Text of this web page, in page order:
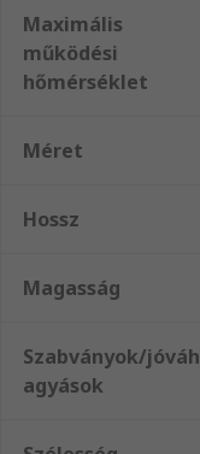
Maximális
működési
hőmérséklet
Méret
Hossz
Magasság
Szabványok/jóváh
agyások